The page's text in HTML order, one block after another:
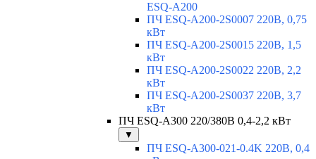
ESQ-A200
ПЧ ESQ-A200-2S0007 220В, 0,75
кВт
ПЧ ESQ-A200-2S0015 220В, 1,5
кВт
ПЧ ESQ-A200-2S0022 220В, 2,2
кВт
ПЧ ESQ-A200-2S0037 220В, 3,7
кВт
ПЧ ESQ-A300 220/380В 0,4-2,2 кВт
▼
ПЧ ESQ-A300-021-0.4K 220В, 0,4